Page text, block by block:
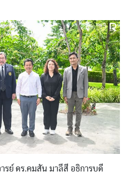
รย์ ดร.คมสัน มาลีสี อธิการบดี